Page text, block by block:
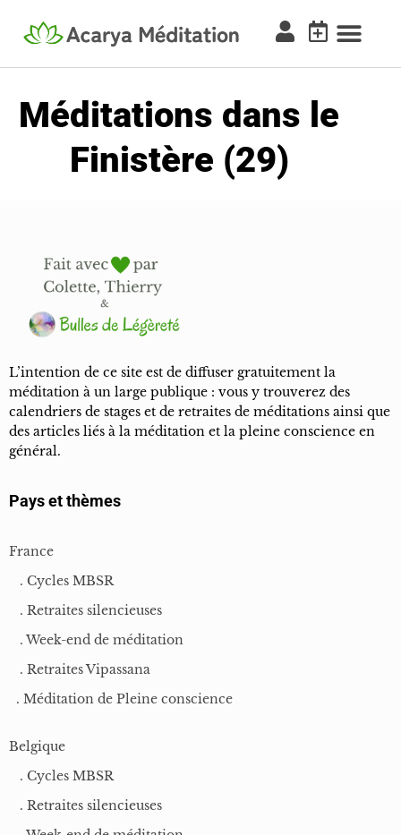
Méditations dans le
Finistère (29)
L’intention de ce site est de diffuser gratuitement la
méditation à un large publique : vous y trouverez des
calendriers de stages et de retraites de méditations ainsi que
des articles liés à la méditation et la pleine conscience en
général.
Pays et thèmes
France
. Cycles MBSR
. Retraites silencieuses
. Week-end de méditation
. Retraites Vipassana
. Méditation de Pleine conscience
Belgique
. Cycles MBSR
. Retraites silencieuses